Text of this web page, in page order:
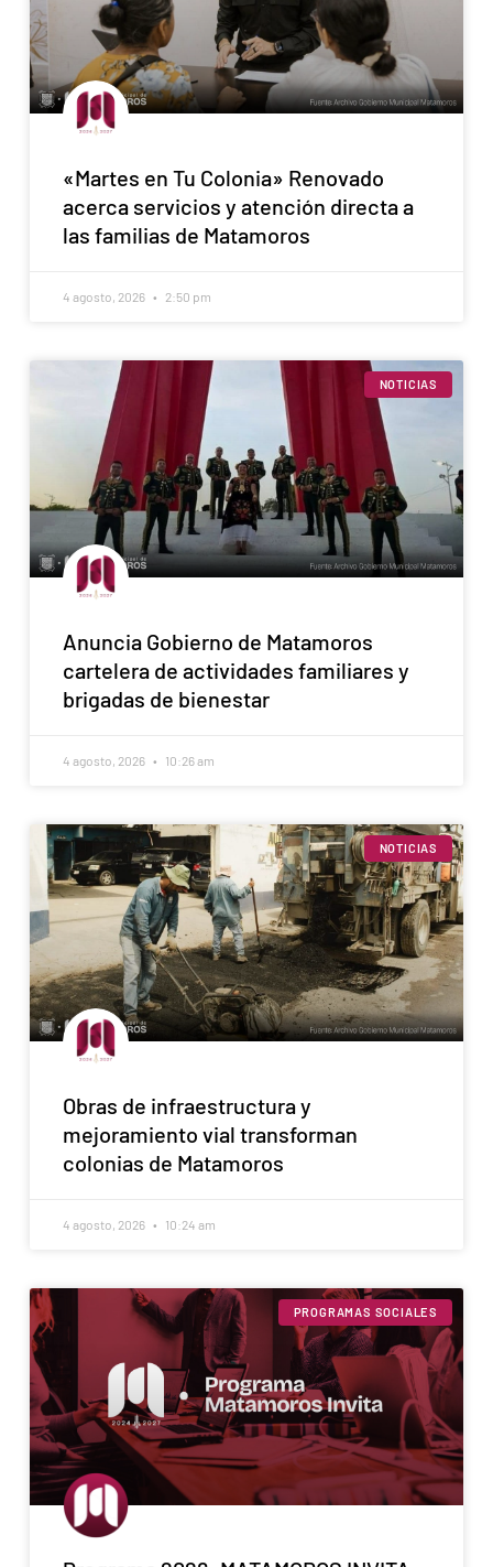
«Martes en Tu Colonia» Renovado
acerca servicios y atención directa a
las familias de Matamoros
4 agosto, 2026 2:50 pm
NOTICIAS
Anuncia Gobierno de Matamoros
cartelera de actividades familiares y
brigadas de bienestar
4 agosto, 2026 10:26 am
NOTICIAS
Obras de infraestructura y
mejoramiento vial transforman
colonias de Matamoros
4 agosto, 2026 10:24 am
PROGRAMAS SOCIALES